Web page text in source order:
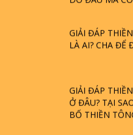
GIẢI ĐÁP
LÀ AI? CHA ĐỂ
GIẢI ĐÁP
Ở ĐÂU? TẠI
BỐ THIỀN